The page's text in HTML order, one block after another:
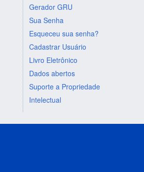
Gerador GRU
Sua Senha
Esqueceu sua senha?
Cadastrar Usuário
Livro Eletrônico
Dados abertos
Suporte a Propriedade
Intelectual